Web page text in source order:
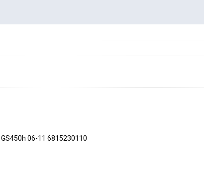
06-11 6815230110